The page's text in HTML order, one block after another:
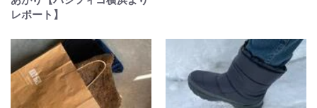
レポート】